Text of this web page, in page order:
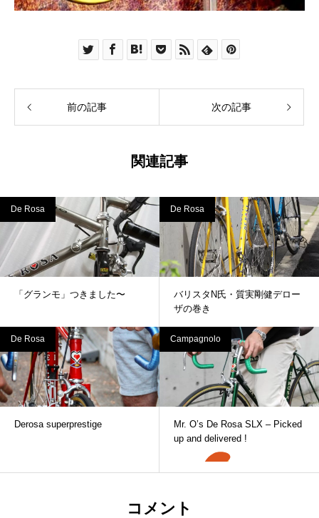
前の記事 次の記事
関連記事
De Rosa
「グランモ」つきました〜
De Rosa
バリスタN氏・質実剛健デロー
ザの巻き
De Rosa
Derosa superprestige
Campagnolo
Mr. O’s De Rosa SLX – Picked
up and delivered !
コメント